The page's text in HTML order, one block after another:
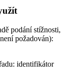
podání stížnosti,
požadován):
identifikátor